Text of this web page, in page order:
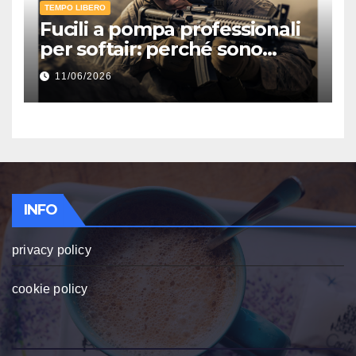
TEMPO LIBERO
Fucili a pompa professionali
per softair: perché sono
ancora tra le repliche più
divertenti e realistiche per il
combattimento ravvicinato
11/06/2026
INFO
privacy policy
cookie policy